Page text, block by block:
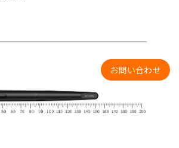
お問い合わせ